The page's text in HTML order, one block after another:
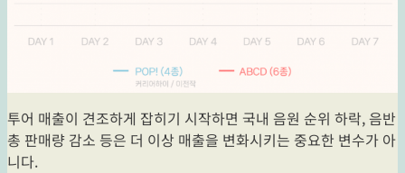
투어 매출이 견조하게 잡히기 시작하면 국내 음원 순위 하락, 음반
총 판매량 감소 등은 더 이상 매출을 변화시키는 중요한 변수가 아
니다.